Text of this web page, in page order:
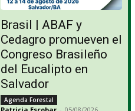
Brasil | ABAF y
Cedagro promueven el
Congreso Brasileño
del Eucalipto en
Salvador
Agenda Forestal